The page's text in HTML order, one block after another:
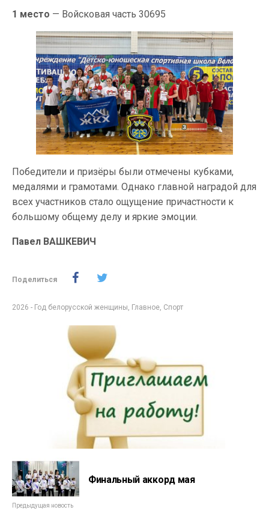
1 место — Войсковая часть 30695
Победители и призёры были отмечены кубками,
медалями и грамотами. Однако главной наградой для
всех участников стало ощущение причастности к
большому общему делу и яркие эмоции.
Павел ВАШКЕВИЧ
Поделиться
2026 - Год белорусской женщины, Главное, Спорт
Финальный аккорд мая
Предыдущая новость